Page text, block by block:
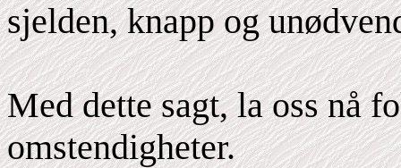
sjelden, knapp og
Med dette sagt, la oss nå
omstendigheter.